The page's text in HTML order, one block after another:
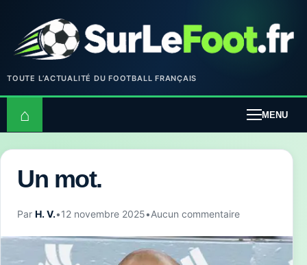
TOUTE L’ACTUALITÉ DU FOOTBALL FRANÇAIS
⌂ MENU
Un mot.
Par H. V.•12 novembre 2025•Aucun commentaire